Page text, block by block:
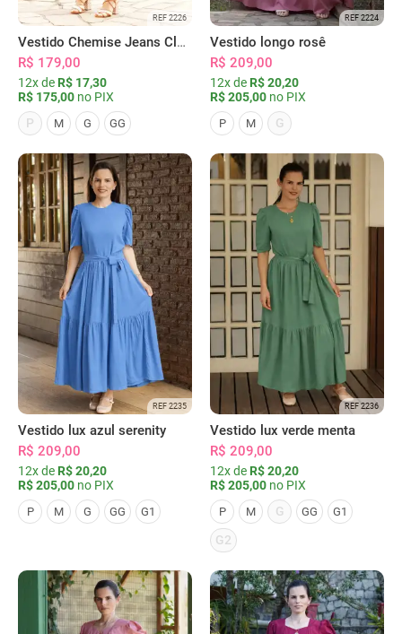
REF 2226
Vestido Chemise Jeans Clássica Serena
R$ 179,00
12x de R$ 17,30
R$ 175,00 no PIX
P
M G GG
REF 2224
Vestido longo rosê
R$ 209,00
12x de R$ 20,20
R$ 205,00 no PIX
P M G
REF 2235
Vestido lux azul serenity
R$ 209,00
12x de R$ 20,20
R$ 205,00 no PIX
P M G GG G1
REF 2236
Vestido lux verde menta
R$ 209,00
12x de R$ 20,20
R$ 205,00 no PIX
P M G GG G1
G2